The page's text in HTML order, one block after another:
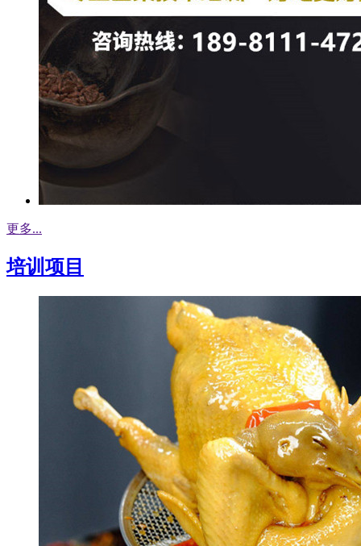
更多...
培训项目